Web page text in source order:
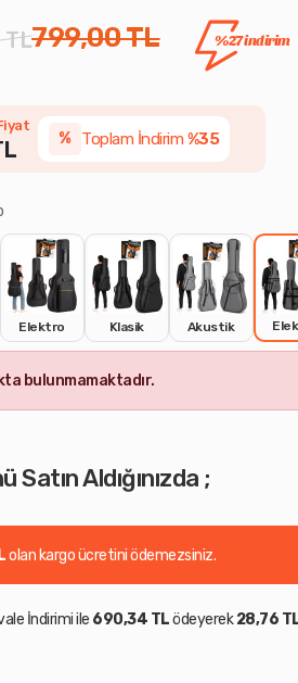
TL799,00 TL %27 indirim
% Toplam İndirim%35
Elektro Klasik Akustik
bulunmamaktadır.
Satın Aldığınızda ;
olan kargo ücretini ödemezsiniz.
İndirimi ile 690,34 TLödeyerek28,76